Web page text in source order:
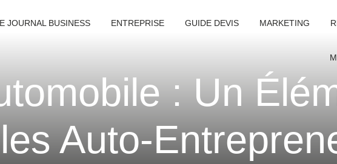
JOURNAL BUSINESS ENTREPRISE GUIDE DEVIS MARKETING
: Un
Auto-